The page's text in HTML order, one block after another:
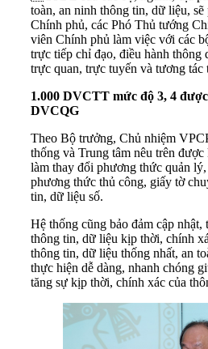
toàn, an ninh thông tin, dữ liệu,
Chính phủ, các Phó Thủ tướng
viên Chính phủ làm việc với các
trực tiếp chỉ đạo, điều hành thông
trực quan, trực tuyến và tương tác
1.000 DVCTT mức độ 3, 4
DVCQG
Theo Bộ trưởng, Chủ nhiệm
thống và Trung tâm nêu trên
làm thay đổi phương thức quản
phương thức thủ công, giấy tờ
tin, dữ liệu số.
Hệ thống cũng bảo đảm cập nhật,
thông tin, dữ liệu kịp thời, chính
thông tin, dữ liệu thống nhất, an
thực hiện dễ dàng, nhanh chóng
tăng sự kịp thời, chính xác của